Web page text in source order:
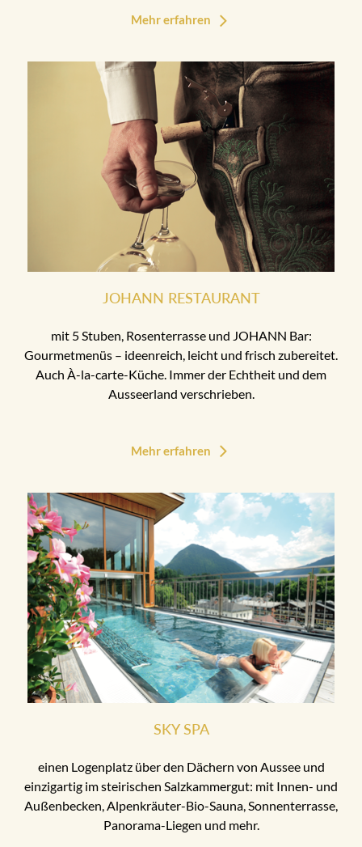
Mehr erfahren
JOHANN RESTAURANT
mit 5 Stuben, Rosenterrasse und JOHANN Bar:
Gourmetmenüs – ideenreich, leicht und frisch zubereitet.
Auch À-la-carte-Küche. Immer der Echtheit und dem
Ausseerland verschrieben.
Mehr erfahren
SKY SPA
einen Logenplatz über den Dächern von Aussee und
einzigartig im steirischen Salzkammergut: mit Innen- und
Außenbecken, Alpenkräuter-Bio-Sauna, Sonnenterrasse,
Panorama-Liegen und mehr.